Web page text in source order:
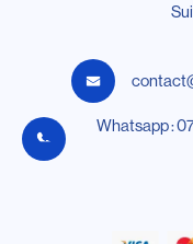
Whatsapp :